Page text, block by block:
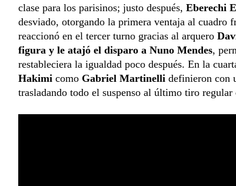
clase para los parisinos; justo después, Eberechi
desviado, otorgando la primera ventaja al cuadro
reaccionó en el tercer turno gracias al arquero
figura y le atajó el disparo a Nuno Mendes,
restableciera la igualdad poco después. En la
Hakimi como Gabriel Martinelli definieron con
trasladando todo el suspenso al último tiro